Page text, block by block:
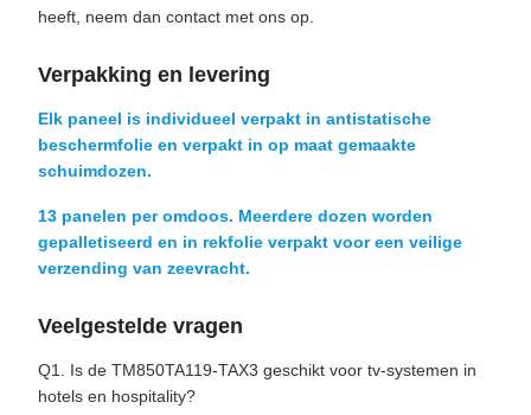
heeft, neem dan contact met ons op.
Verpakking en levering
Elk paneel is individueel verpakt in antistatische
beschermfolie en verpakt in op maat gemaakte
schuimdozen.
13 panelen per omdoos. Meerdere dozen worden
gepalletiseerd en in rekfolie verpakt voor een veilige
verzending van zeevracht.
Veelgestelde vragen
Q1. Is de TM850TA119-TAX3 geschikt voor tv-systemen in
hotels en hospitality?